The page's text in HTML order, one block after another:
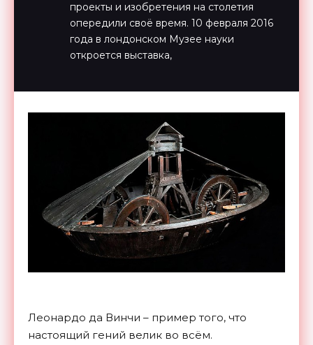
проекты и изобретения на столетия
опередили своё время. 10 февраля 2016
года в лондонском Музее науки
откроется выставка,
Леонардо да Винчи – пример того, что
настоящий гений велик во всём.